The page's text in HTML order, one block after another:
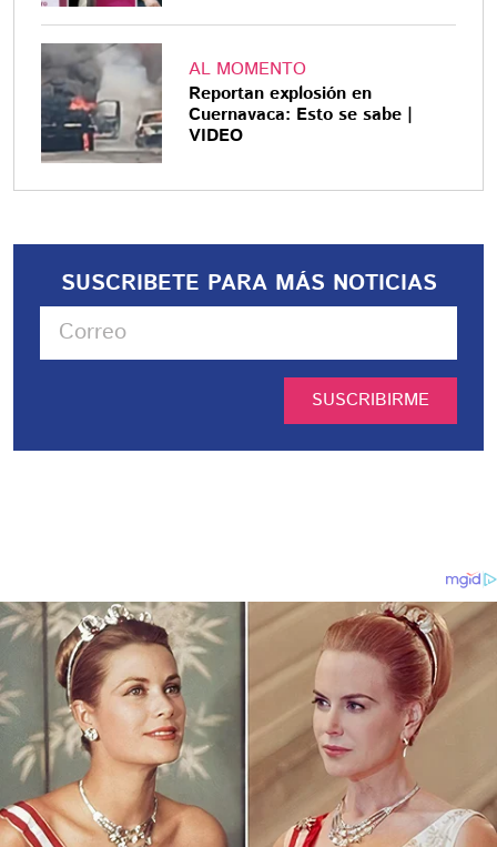
AL MOMENTO
Reportan explosión en
Cuernavaca: Esto se sabe |
VIDEO
SUSCRIBETE PARA MÁS NOTICIAS
SUSCRIBIRME